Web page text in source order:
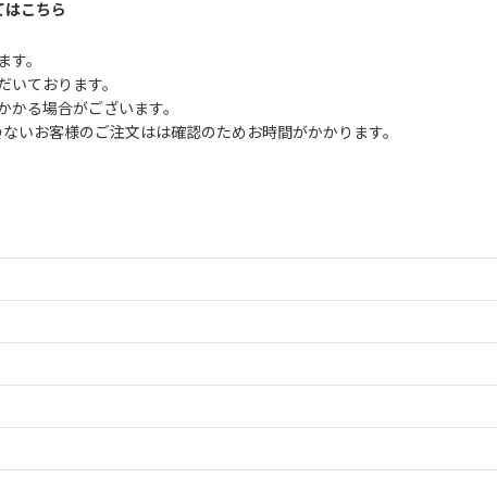
はこちら
す。
いております。
かる場合がございます。
いお客様のご注文はは確認のためお時間がかかります。